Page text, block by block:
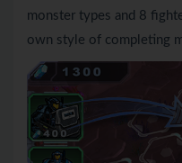
monster types and 8
own style of completing